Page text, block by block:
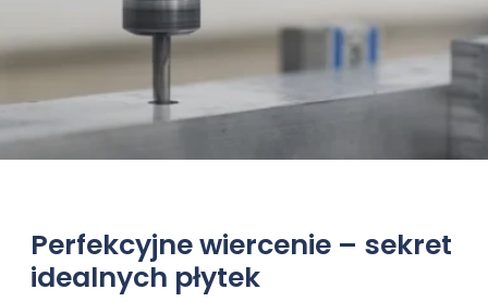
Perfekcyjne wiercenie – sekret
idealnych płytek